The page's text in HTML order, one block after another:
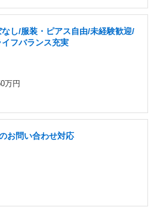
し/服装・ピアス自由/未経験歓迎/
フバランス充実
万円
お問い合わせ対応